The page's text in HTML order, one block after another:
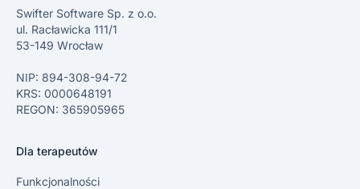
Swifter Software Sp. z o.o.
ul. Racławicka 111/1
53-149 Wrocław
NIP: 894-308-94-72
KRS: 0000648191
REGON: 365905965
Dla terapeutów
Funkcjonalności